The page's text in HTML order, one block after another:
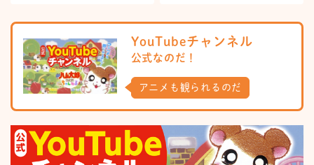
YouTubeチャンネル
公式なのだ！
アニメも観られるのだ